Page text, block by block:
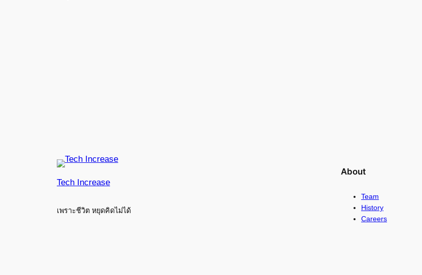
Tech Increase
เพราะชีวิต หยุดคิดไม่ได้
About
Team
History
Careers